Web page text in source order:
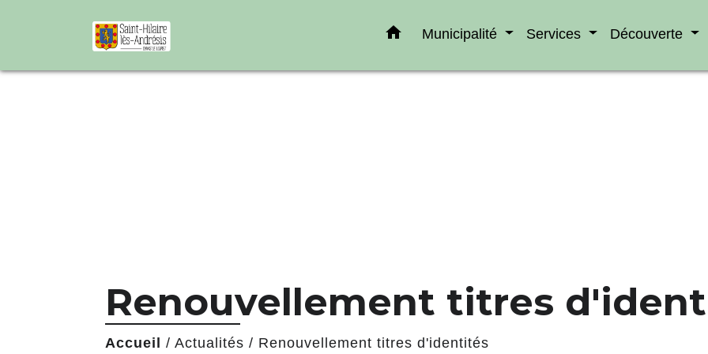
home Municipalité Services Découverte
Renouvellement titres
Accueil / Actualités / Renouvellement titres d'identités